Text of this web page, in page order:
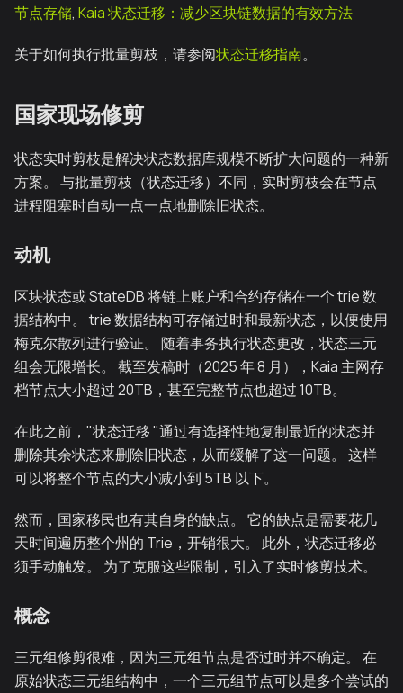
节点存储, Kaia 状态迁移：减少区块链数据的有效方法
关于如何执行批量剪枝，请参阅状态迁移指南。
国家现场修剪
状态实时剪枝是解决状态数据库规模不断扩大问题的一种新
方案。 与批量剪枝（状态迁移）不同，实时剪枝会在节点
进程阻塞时自动一点一点地删除旧状态。
动机
区块状态或 StateDB 将链上账户和合约存储在一个 trie 数
据结构中。 trie 数据结构可存储过时和最新状态，以便使用
梅克尔散列进行验证。 随着事务执行状态更改，状态三元
组会无限增长。 截至发稿时（2025 年 8 月），Kaia 主网存
档节点大小超过 20TB，甚至完整节点也超过 10TB。
在此之前，"状态迁移 "通过有选择性地复制最近的状态并
删除其余状态来删除旧状态，从而缓解了这一问题。 这样
可以将整个节点的大小减小到 5TB 以下。
然而，国家移民也有其自身的缺点。 它的缺点是需要花几
天时间遍历整个州的 Trie，开销很大。 此外，状态迁移必
须手动触发。 为了克服这些限制，引入了实时修剪技术。
概念
三元组修剪很难，因为三元组节点是否过时并不确定。 在
原始状态三元组结构中，一个三元组节点可以是多个尝试的